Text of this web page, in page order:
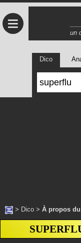
≡ un
Dico
> Dico > À propos